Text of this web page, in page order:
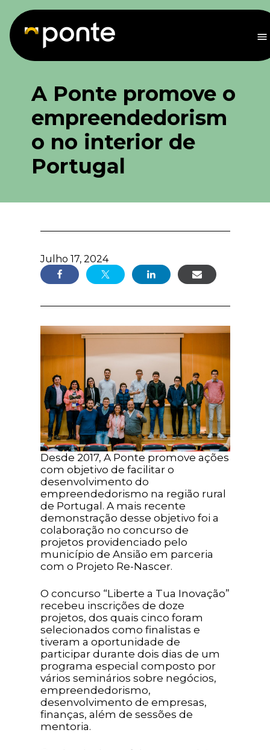
para
conteúdo
A Ponte promove o
empreendedorism
o no interior de
Portugal
Julho 17, 2024
Desde 2017, A Ponte promove ações
com objetivo de facilitar o
desenvolvimento do
empreendedorismo na região rural
de Portugal. A mais recente
demonstração desse objetivo foi a
colaboração no concurso de
projetos providenciado pelo
município de Ansião em parceria
com o Projeto Re-Nascer.
O concurso “Liberte a Tua Inovação”
recebeu inscrições de doze
projetos, dos quais cinco foram
selecionados como finalistas e
tiveram a oportunidade de
participar durante dois dias de um
programa especial composto por
vários seminários sobre negócios,
empreendedorismo,
desenvolvimento de empresas,
finanças, além de sessões de
mentoria.